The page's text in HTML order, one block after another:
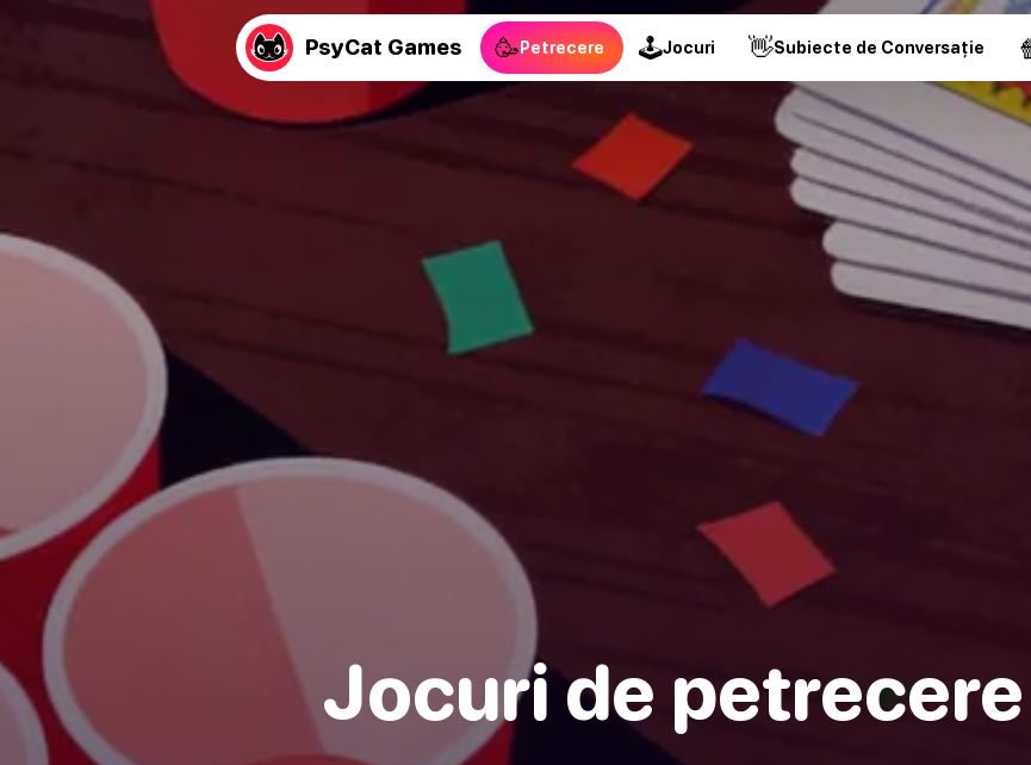
PsyCat Games 🥳Petrecere 🕹Jocuri 👋Subiecte de Conversație
Jocuri de